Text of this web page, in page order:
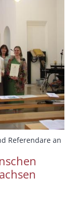
Referendare an